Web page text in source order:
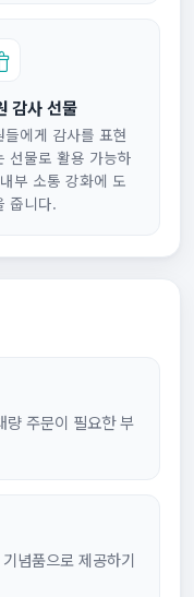
감사 선물
들에게 감사를 표현
선물로 활용 가능하
부 소통 강화에 도
줍니다.
량 주문이 필요한 부
념품으로 제공하기